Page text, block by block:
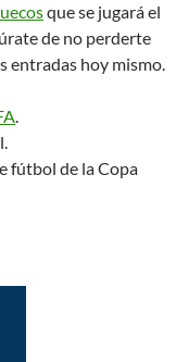
que se jugará el
de no perderte
entradas hoy mismo.
.
fútbol de la Copa